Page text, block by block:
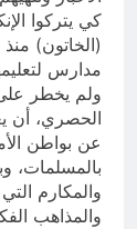
كي يتركوا
(الخاتون)
مدارس
ولم يخطر
الحصري، أن
عن بواطن
بالمسلمات،
والمكارم
والمذاهب